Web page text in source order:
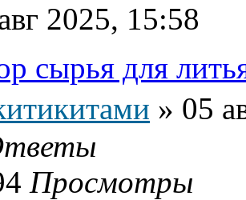
2025, 15:58
сырья для
» 05
Просмотры